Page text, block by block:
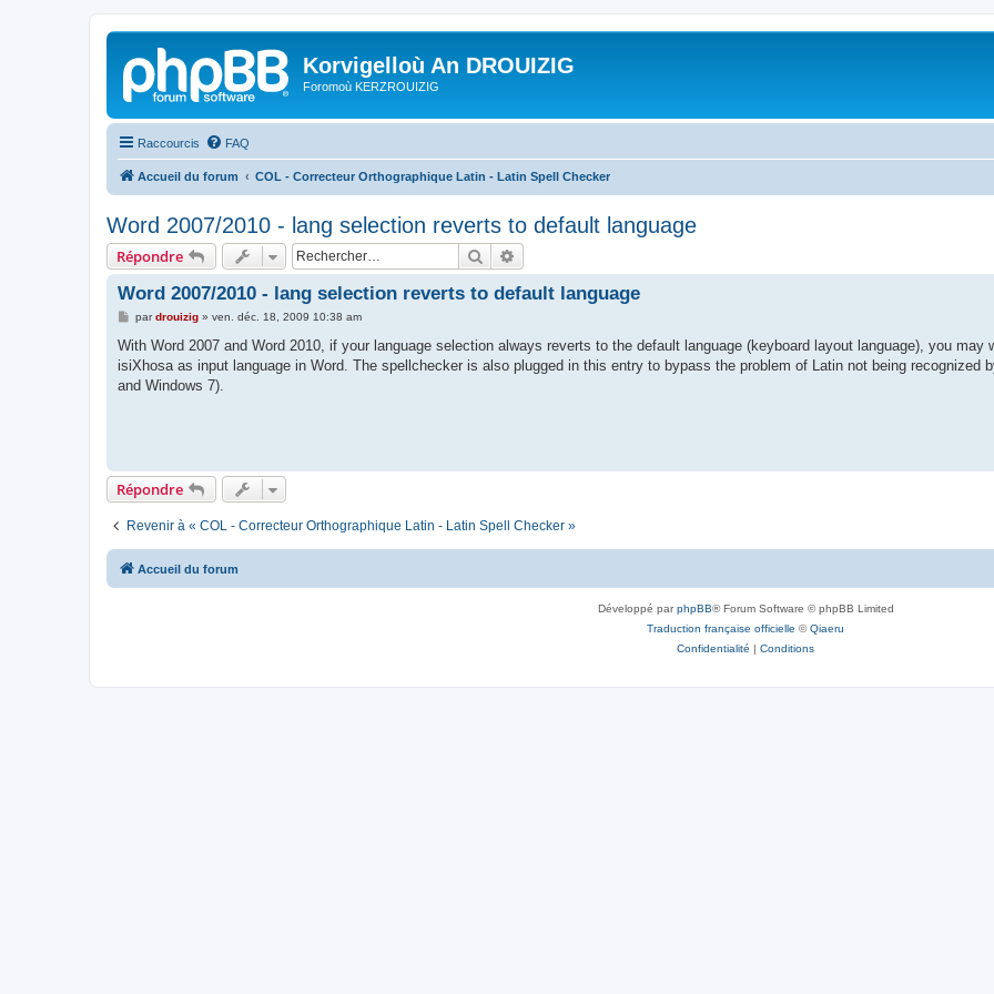
Korvigelloù An DROUIZIG
Foromoù KERZROUIZIG
Raccourcis FAQ
Accueil du forum COL - Correcteur Orthographique Latin - Latin Spell Checker
Word 2007/2010 - lang selection reverts to default language
Répondre Rechercher
Word 2007/2010 - lang selection reverts to default language
M
s
a
g
pardrouizig» ven. déc. 18, 2009 10:38 am
With Word 2007 and Word 2010, if your language selection always reverts to the default language (keyboard layout language), you may
isiXhosa as input language in Word. The spellchecker is also plugged in this entry to bypass the problem of Latin not being recognized
and Windows 7).
Répondre
Revenir à « COL - Correcteur Orthographique Latin - Latin Spell Checker »
Accueil du forum
Développé parphpBB® Forum Software © phpBB Limited
Traduction française officielle ©Qiaeru
Confidentialité | Conditions